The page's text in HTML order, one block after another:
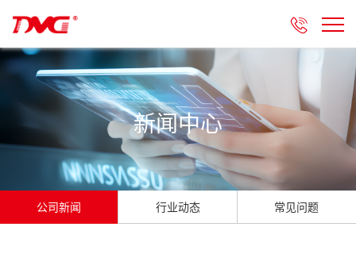

新闻中心
公司新闻 行业动态 常见问题